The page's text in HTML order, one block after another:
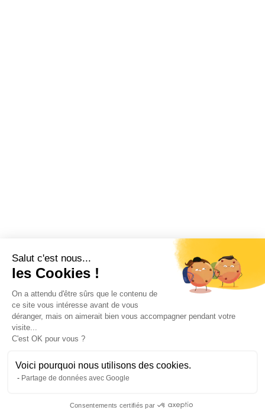
Salut c'est nous...
les Cookies !
On a attendu d'être sûrs que le contenu de
ce site vous intéresse avant de vous
déranger, mais on aimerait bien vous accompagner pendant votre
visite...
C'est OK pour vous ?
Voici pourquoi nous utilisons des cookies.
Partage de données avec Google
Consentements certifiés par